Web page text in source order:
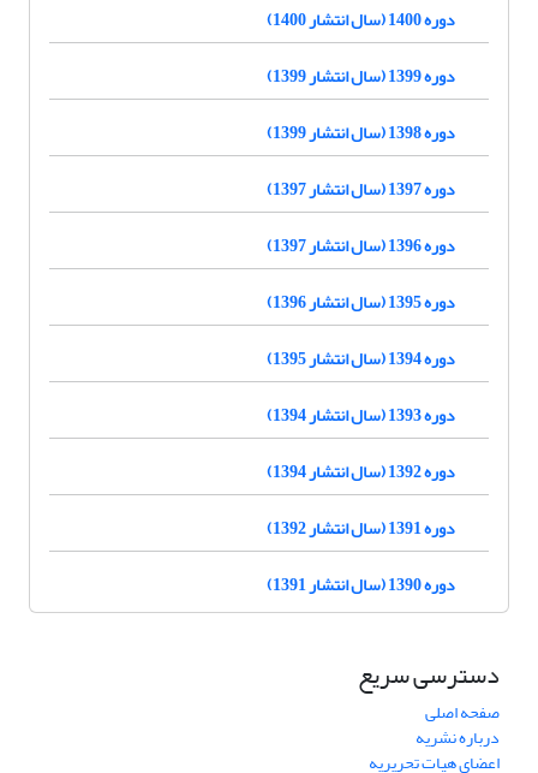
دوره 1400 (سال انتشار 1400)
دوره 1399 (سال انتشار 1399)
دوره 1398 (سال انتشار 1399)
دوره 1397 (سال انتشار 1397)
دوره 1396 (سال انتشار 1397)
دوره 1395 (سال انتشار 1396)
دوره 1394 (سال انتشار 1395)
دوره 1393 (سال انتشار 1394)
دوره 1392 (سال انتشار 1394)
دوره 1391 (سال انتشار 1392)
دوره 1390 (سال انتشار 1391)
دسترسی سریع
صفحه اصلی
درباره نشریه
اعضای هیات تحریریه